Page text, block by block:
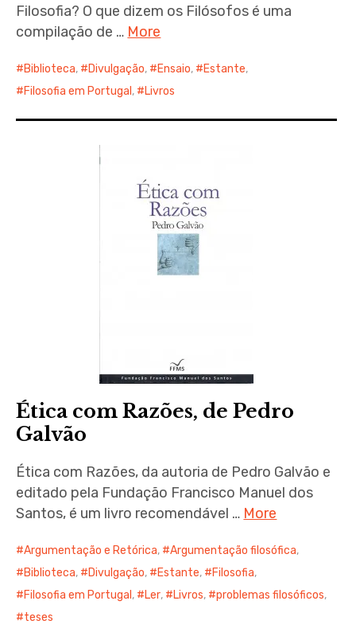
Filosofia? O que dizem os Filósofos é uma
compilação de … More
Biblioteca, Divulgação, Ensaio, Estante,
Filosofia em Portugal , Livros
Ética com Razões, de Pedro
Galvão
Ética com Razões, da autoria de Pedro Galvão e
editado pela Fundação Francisco Manuel dos
Santos, é um livro recomendável … More
Argumentação e Retórica, Argumentação filosófica,
Biblioteca, Divulgação, Estante, Filosofia,
Filosofia em Portugal , Ler, Livros, problemas filosóficos,
teses